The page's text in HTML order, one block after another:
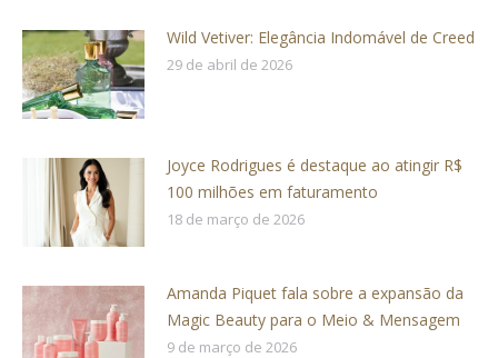
Wild Vetiver: Elegância Indomável de Creed
29 de abril de 2026
Joyce Rodrigues é destaque ao atingir R$
100 milhões em faturamento
18 de março de 2026
Amanda Piquet fala sobre a expansão da
Magic Beauty para o Meio & Mensagem
9 de março de 2026